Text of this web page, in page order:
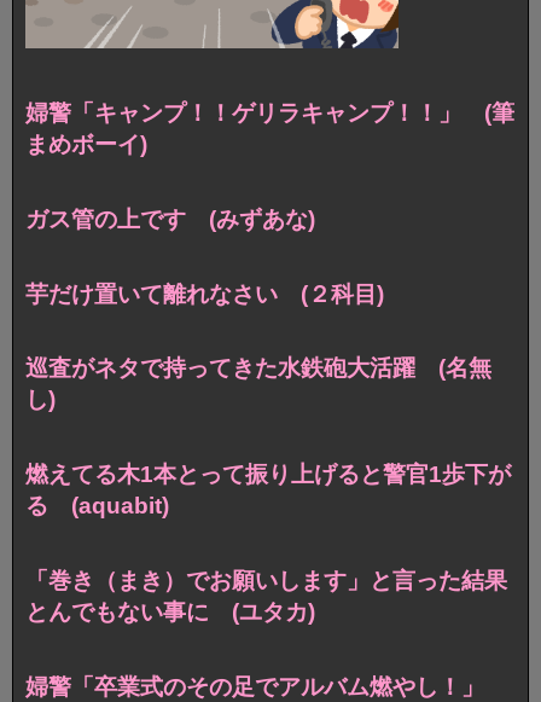
婦警「キャンプ！！ゲリラキャンプ！！」 (筆
まめボーイ)
ガス管の上です (みずあな)
芋だけ置いて離れなさい (２科目)
巡査がネタで持ってきた水鉄砲大活躍 (名無
し)
燃えてる木1本とって振り上げると警官1歩下が
る (aquabit)
「巻き（まき）でお願いします」と言った結果
とんでもない事に (ユタカ)
婦警「卒業式のその足でアルバム燃やし！」